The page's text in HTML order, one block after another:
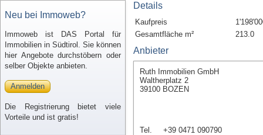
Neu bei Immoweb?
Immoweb ist DAS Portal für
Immobilien in Südtirol. Sie können
hier Angebote durchstöbern oder
selber Objekte anbieten.
Anmelden
Die Registrierung bietet viele
Vorteile und ist gratis!
Details
Kaufpreis
Gesamtfläche m²
213.0
Anbieter
Ruth Immobilien GmbH
Waltherplatz 2
39100 BOZEN
Tel. +39 0471 090790